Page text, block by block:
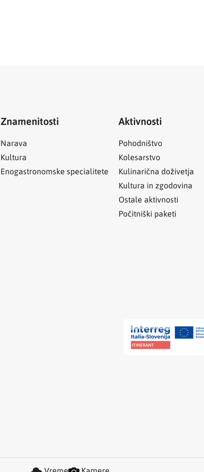
Znamenitosti
Narava
Kultura
Enogastronomske specialitete
Aktivnosti
Pohodništvo
Kolesarstvo
Kulinarična doživetja
Kultura in zgodovina
Ostale aktivnosti
Počitniški paketi